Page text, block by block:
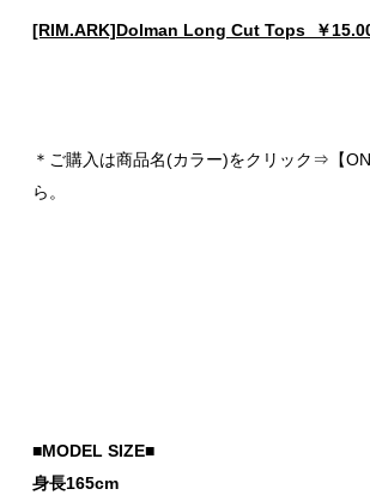
[RIM.ARK]Dolman Long Cut Tops ￥
＊ご購入は商品名(カラー)をクリック⇒【
ら。
■MODEL SIZE■
身長165cm